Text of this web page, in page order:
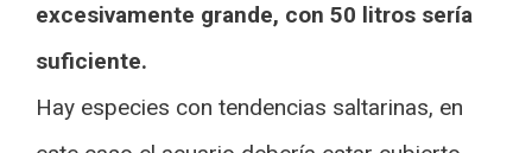
excesivamente grande, con 50 litros sería
suficiente.
Hay especies con tendencias saltarinas, en